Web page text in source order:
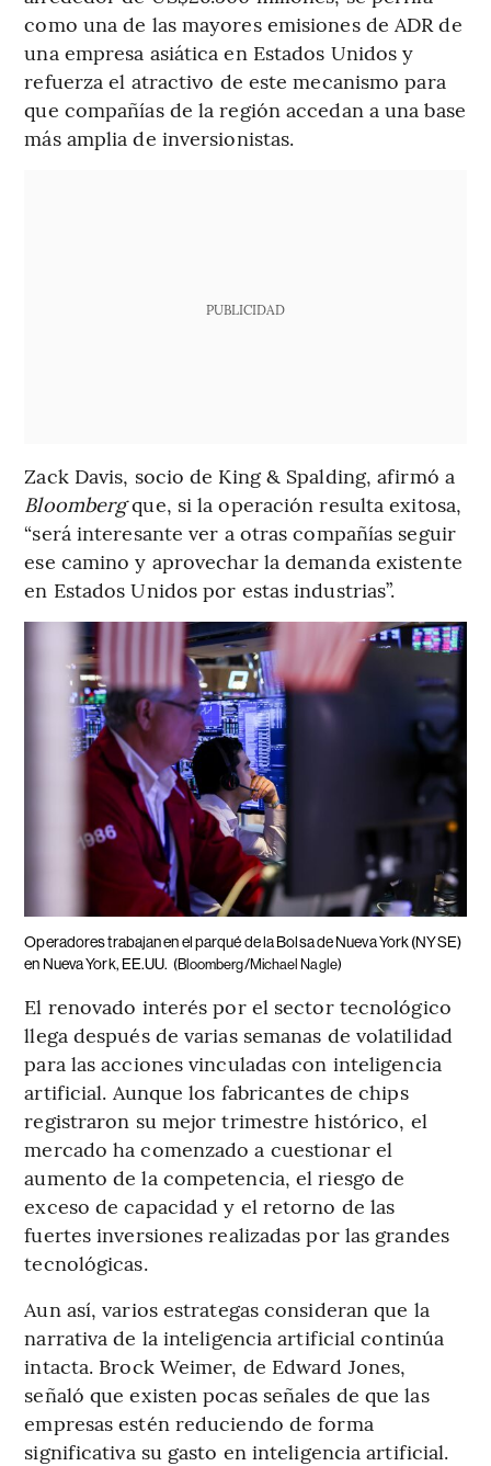
como una de las mayores emisiones de ADR de
una empresa asiática en Estados Unidos y
refuerza el atractivo de este mecanismo para
que compañías de la región accedan a una base
más amplia de inversionistas.
PUBLICIDAD
Zack Davis, socio de King & Spalding, afirmó a
Bloombergque, si la operación resulta exitosa,
“será interesante ver a otras compañías seguir
ese camino y aprovechar la demanda existente
en Estados Unidos por estas industrias”.
Operadores trabajan en el parqué de la Bolsa de Nueva York (NYSE)
en Nueva York, EE.UU. (Bloomberg/Michael Nagle)
El renovado interés por el sector tecnológico
llega después de varias semanas de volatilidad
para las acciones vinculadas con inteligencia
artificial. Aunque los fabricantes de chips
registraron su mejor trimestre histórico, el
mercado ha comenzado a cuestionar el
aumento de la competencia, el riesgo de
exceso de capacidad y el retorno de las
fuertes inversiones realizadas por las grandes
tecnológicas.
Aun así, varios estrategas consideran que la
narrativa de la inteligencia artificial continúa
intacta. Brock Weimer, de Edward Jones,
señaló que existen pocas señales de que las
empresas estén reduciendo de forma
significativa su gasto en inteligencia artificial.